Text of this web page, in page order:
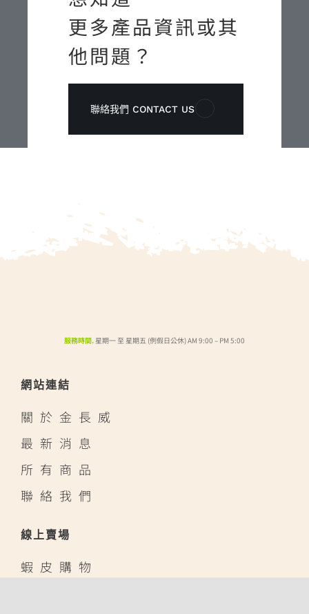
更多產品資訊或其
他問題？
聯絡我們 CONTACT US
服務時間. 星期一 至 星期五 (例假日公休) AM 9:00 – PM 5:00
網站連結
關於金長威
最新消息
所有商品
聯絡我們
線上賣場
蝦皮購物